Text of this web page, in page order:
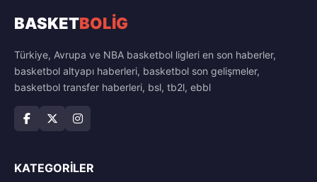
BASKETBOLİG
Türkiye, Avrupa ve NBA basketbol ligleri en son haberler,
basketbol altyapı haberleri, basketbol son gelişmeler,
basketbol transfer haberleri, bsl, tb2l, ebbl
KATEGORILER